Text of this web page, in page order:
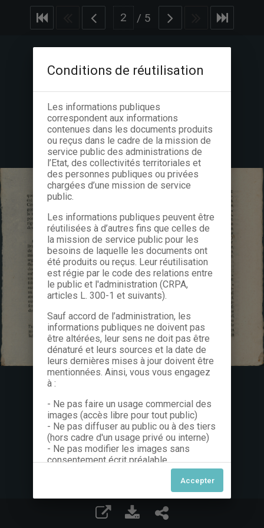
/ 5
Conditions de réutilisation
Les informations publiques
correspondent aux informations
contenues dans les documents produits
ou reçus dans le cadre de la mission de
service public des administrations de
l’Etat, des collectivités territoriales et
des personnes publiques ou privées
chargées d’une mission de service
public.
Les informations publiques peuvent être
réutilisées à d’autres fins que celles de
la mission de service public pour les
besoins de laquelle les documents ont
été produits ou reçus. Leur réutilisation
est régie par le code des relations entre
le public et l'administration (CRPA,
articles L. 300-1 et suivants).
Sauf accord de l’administration, les
informations publiques ne doivent pas
être altérées, leur sens ne doit pas être
dénaturé et leurs sources et la date de
leurs dernières mises à jour doivent être
mentionnées. Ainsi, vous vous engagez
à :
- Ne pas faire un usage commercial des
images (accès libre pour tout public)
- Ne pas diffuser au public ou à des tiers
(hors cadre d'un usage privé ou interne)
- Ne pas modifier les images sans
consentement écrit préalable
Dans le cas contraire, nous vous invitons
à nous contacter afin de solliciter le type
de Licence souhaitée parmi celles
proposées et le cas échéant, acquitter